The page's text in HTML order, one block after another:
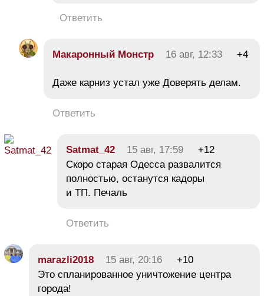
Ответить
Макаронный Монстр 16 авг, 12:33 +4
Даже карниз устал уже Доверять делам.
Ответить
Satmat_42 15 авг, 17:59
+12
Скоро старая Одесса развалится
полностью, останутся кадоры
и ТП. Печаль
Ответить
marazli2018 15 авг, 20:16
+10
Это спланированное уничтожение центра
города!